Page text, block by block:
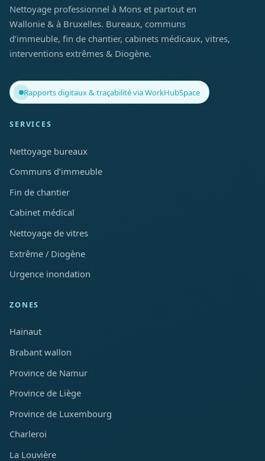
Nettoyage professionnel à Mons et partout en
Wallonie & à Bruxelles. Bureaux, communs
d’immeuble, fin de chantier, cabinets médicaux, vitres,
interventions extrêmes & Diogène.
Rapports digitaux & traçabilité via WorkHubSpace
SERVICES
Nettoyage bureaux
Communs d’immeuble
Fin de chantier
Cabinet médical
Nettoyage de vitres
Extrême / Diogène
Urgence inondation
ZONES
Hainaut
Brabant wallon
Province de Namur
Province de Liège
Province de Luxembourg
Charleroi
La Louvière